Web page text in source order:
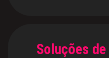
Soluções